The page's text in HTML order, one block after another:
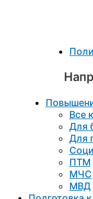
Все
Для
Для
ПТМ
МЧС
МВД